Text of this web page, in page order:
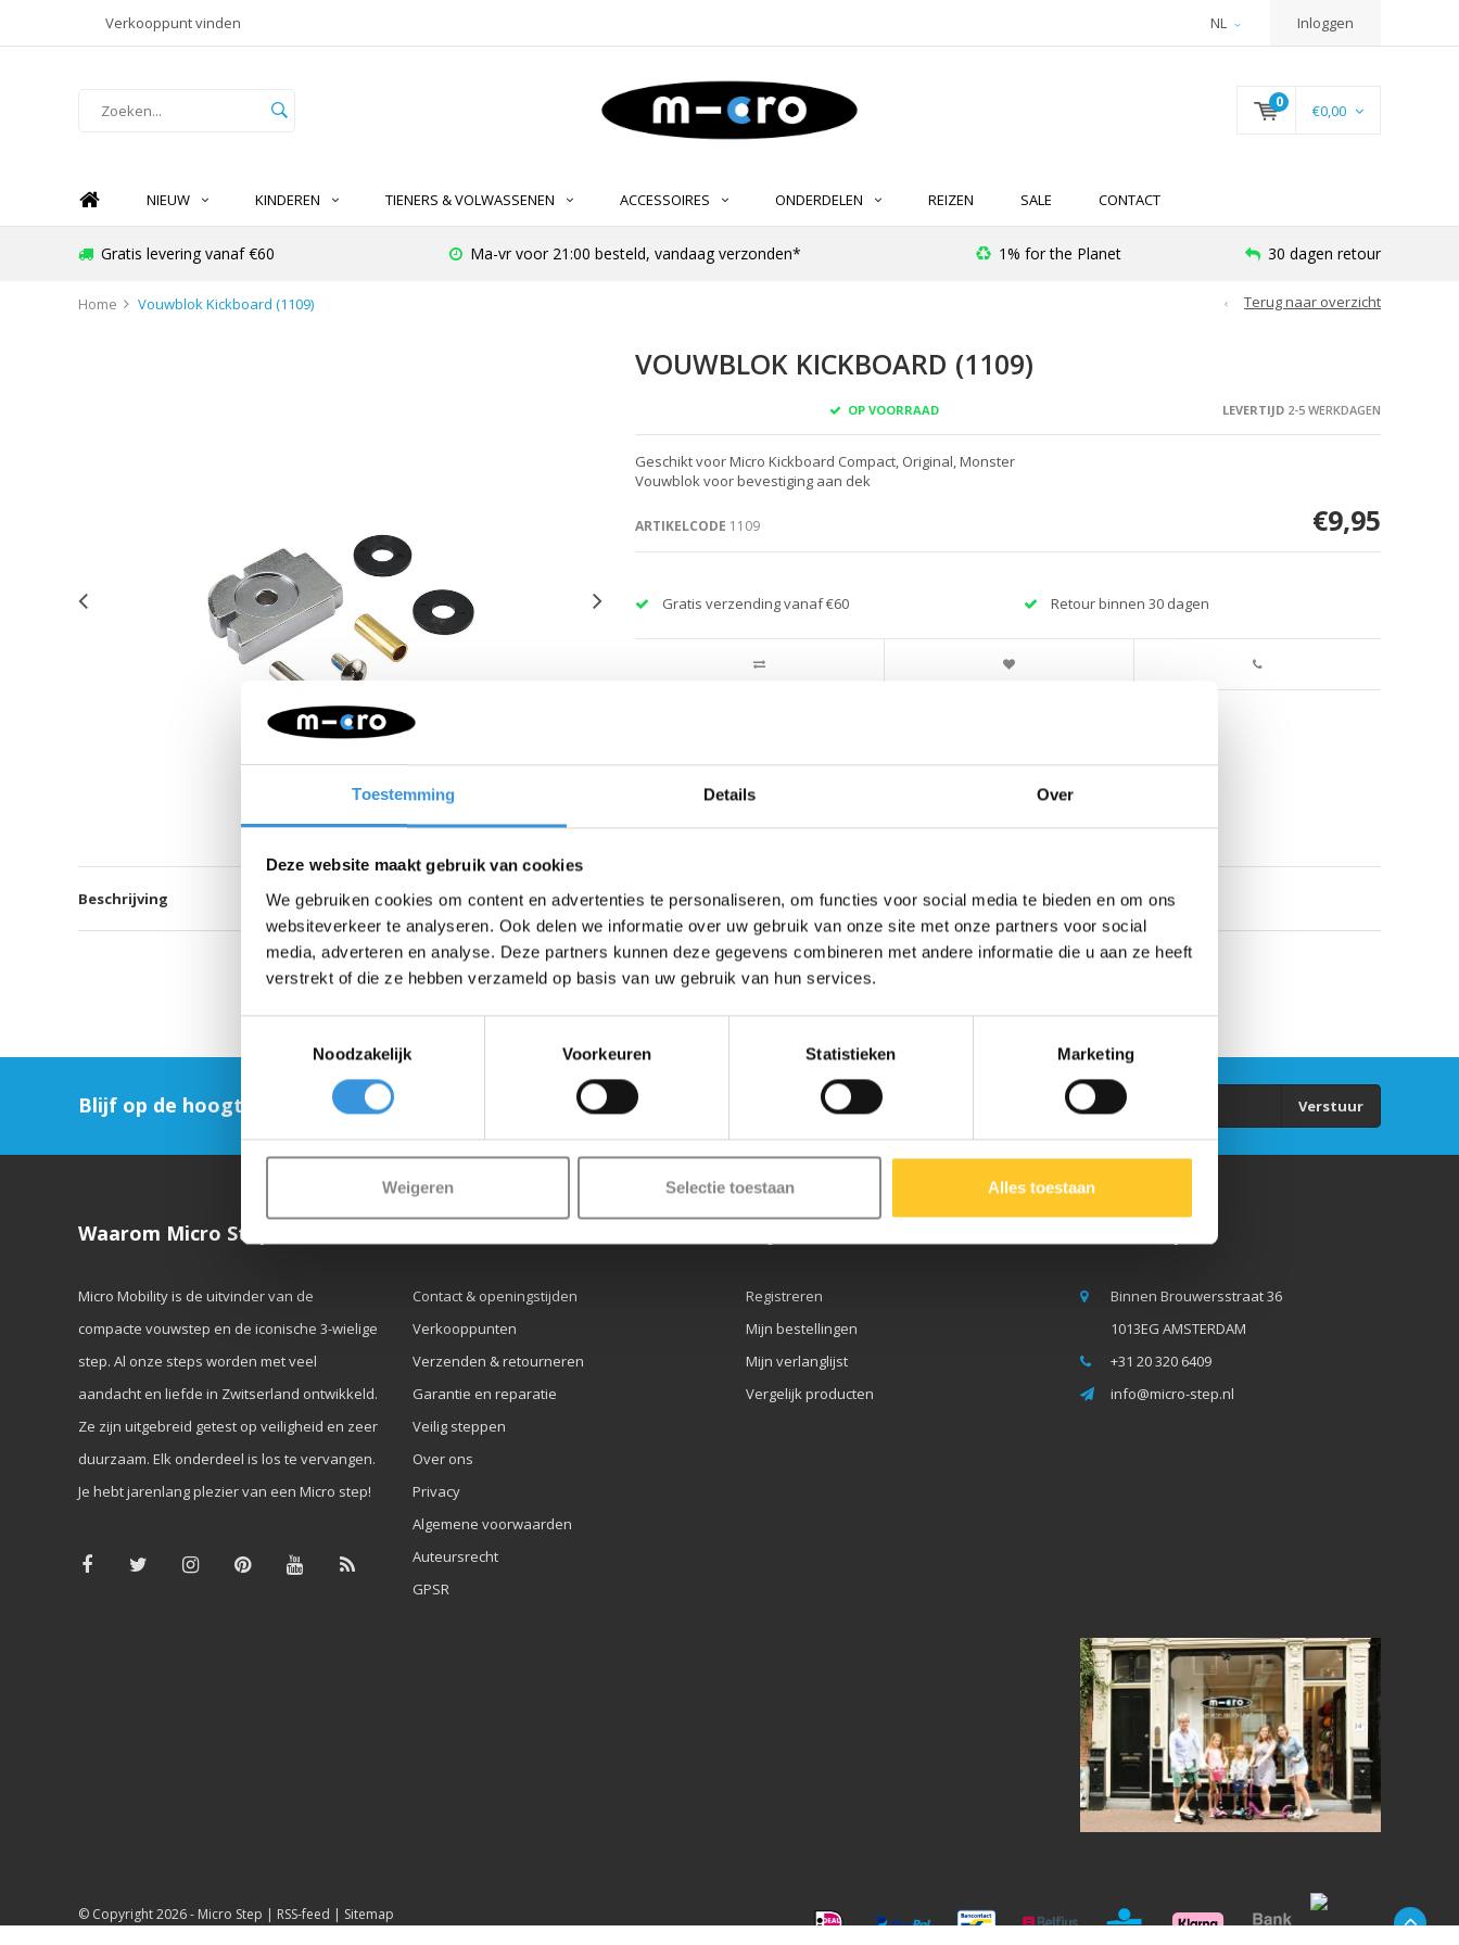
Toestemming Details Over
Deze website maakt gebruik van cookies
We gebruiken cookies om content en advertenties te personaliseren, om functies voor social media te bieden en om ons
websiteverkeer te analyseren. Ook delen we informatie over uw gebruik van onze site met onze partners voor social
media, adverteren en analyse. Deze partners kunnen deze gegevens combineren met andere informatie die u aan ze heeft
verstrekt of die ze hebben verzameld op basis van uw gebruik van hun services.
Noodzakelijk
Voorkeuren Statistieken Marketing
Weigeren Selectie toestaan Alles toestaan
Verkooppunt vinden NL Inloggen
0 €0,00
NIEUW KINDEREN TIENERS & VOLWASSENEN ACCESSOIRES ONDERDELEN REIZEN SALE CONTACT
Gratis levering vanaf €60 Ma-vr voor 21:00 besteld, vandaag verzonden* 1% for the Planet 30 dagen retour
Home Vouwblok Kickboard (1109) Terug naar overzicht
VOUWBLOK KICKBOARD (1109)
OP VOORRAAD LEVERTIJD2-5 WERKDAGEN
Geschikt voor Micro Kickboard Compact, Original, Monster
Vouwblok voor bevestiging aan dek
ARTIKELCODE 1109 €9,95
Gratis verzending vanaf €60 Retour binnen 30 dagen
Beschrijving
Blijf op de hoogte en schrijf je in voor onze nieuwsbrief Verstuur
Waarom Micro Step?
Micro Mobility is de uitvinder van de
compacte vouwstep en de iconische 3-wielige
step. Al onze steps worden met veel
aandacht en liefde in Zwitserland ontwikkeld.
Ze zijn uitgebreid getest op veiligheid en zeer
duurzaam. Elk onderdeel is los te vervangen.
Je hebt jarenlang plezier van een Micro step!
Contact & openingstijden
Verkooppunten
Verzenden & retourneren
Garantie en reparatie
Veilig steppen
Over ons
Privacy
Algemene voorwaarden
Auteursrecht
GPSR
Registreren
Mijn bestellingen
Mijn verlanglijst
Vergelijk producten
Micro Step BV
Binnen Brouwersstraat 36
1013EG AMSTERDAM
+31 20 320 6409
info@micro-step.nl
© Copyright 2026 - Micro Step | RSS-feed | Sitemap